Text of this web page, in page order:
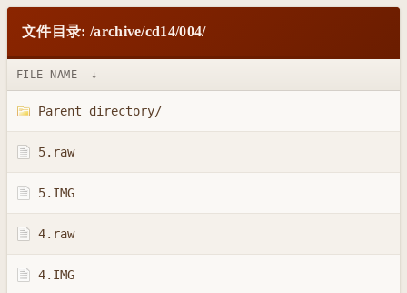
文件目录: /archive/cd14/004/
FILE NAME ↓
Parent directory/
5.raw
5.IMG
4.raw
4.IMG